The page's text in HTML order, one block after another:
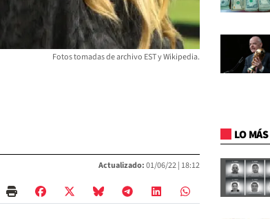
Fotos tomadas de archivo EST y Wikipedia.
Actualizado:01/06/22 | 18:12
LO